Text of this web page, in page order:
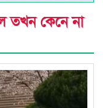
তখন কেনে না